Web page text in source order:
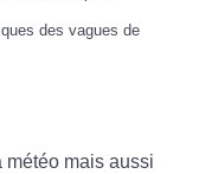
des vagues de
météo mais aussi